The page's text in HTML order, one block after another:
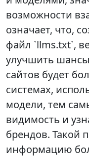
возможности
означает, что,
файл `llms.txt`,
улучшить шансы
сайтов будет
системах,
модели, тем
видимость и
брендов. Такой
информацию